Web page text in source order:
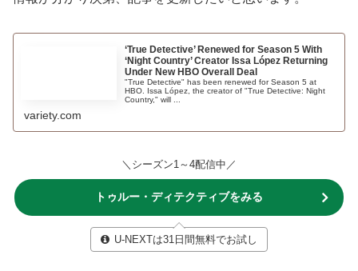
‘True Detective’ Renewed for Season 5 With
‘Night Country’ Creator Issa López Returning
Under New HBO Overall Deal
"True Detective" has been renewed for Season 5 at
HBO. Issa López, the creator of "True Detective: Night
Country," will ...
variety.com
＼シーズン1～4配信中／
トゥルー・ディテクティブをみる
U-NEXTは31日間無料でお試し